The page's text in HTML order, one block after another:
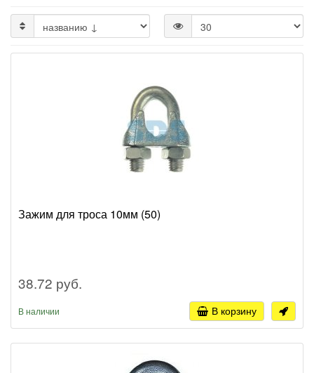
Зажим для троса 10мм (50)
38.72 руб.
В наличии В корзину